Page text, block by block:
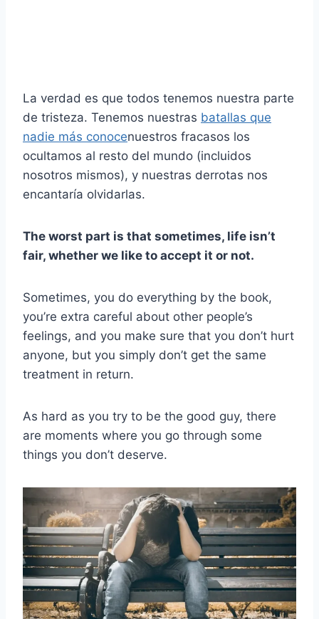
La verdad es que todos tenemos nuestra parte
de tristeza. Tenemos nuestras batallas que
nadie más conocenuestros fracasos los
ocultamos al resto del mundo (incluidos
nosotros mismos), y nuestras derrotas nos
encantaría olvidarlas.
The worst part is that sometimes, life isn’t
fair, whether we like to accept it or not.
Sometimes, you do everything by the book,
you’re extra careful about other people’s
feelings, and you make sure that you don’t hurt
anyone, but you simply don’t get the same
treatment in return.
As hard as you try to be the good guy, there
are moments where you go through some
things you don’t deserve.